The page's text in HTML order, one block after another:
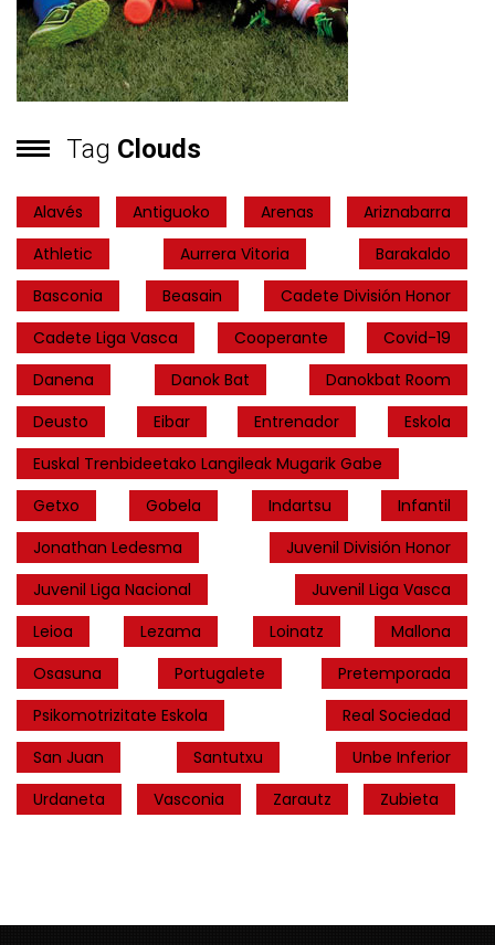
Tag Clouds
Alavés Antiguoko Arenas
Ariznabarra
Athletic
Aurrera Vitoria
Barakaldo
Basconia
Beasain
Cadete División Honor
Cadete Liga Vasca
Cooperante
Covid-19
Danena
Danok Bat
Danokbat Room
Deusto
Eibar Entrenador
Eskola
Euskal Trenbideetako Langileak Mugarik Gabe
Getxo
Gobela Indartsu
Infantil
Jonathan Ledesma
Juvenil División Honor
Juvenil Liga Nacional
Juvenil Liga Vasca
Leioa
Lezama Loinatz
Mallona
Osasuna
Portugalete
Pretemporada
Psikomotrizitate Eskola
Real Sociedad
San Juan
Santutxu
Unbe Inferior
Urdaneta
Vasconia Zarautz Zubieta